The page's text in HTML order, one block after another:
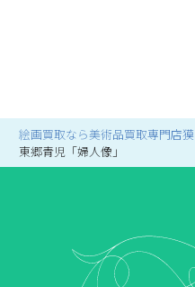
絵画買取なら美術品買取専門店獏
東郷青児「婦人像」